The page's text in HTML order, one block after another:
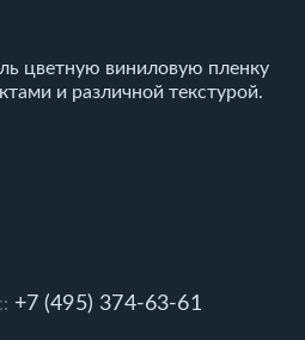
цветную виниловую пленку
и различной текстурой.
+7 (495) 374-63-61